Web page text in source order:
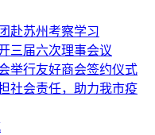
赴苏州考察学习
三届六次理事会议
举行友好商会签约仪式
社会责任，助力我市疫